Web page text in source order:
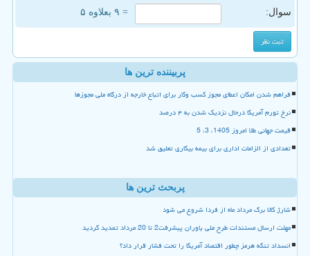
سوال: = ۹ بعلاوه ۵
پربیننده ترین ها
فراهم شدن امکان اعطای مجوز کسب وکار برای اتباع خارجه از درگاه ملی مجوزها
نرخ تورم آمریکا درحال نزدیک شدن به ۴ درصد
قیمت جهانی طلا امروز 1405، 3، 5
تعدادی از الزامات اداری برای بیمه بیکاری تعلیق شد
پربحث ترین ها
شارژ کالا برگ مرداد ماه از فردا شروع می شود
مهلت ارسال مستندات طرح ملی یاوران پیشرفت2 تا 20 مرداد تمدید گردید
انسداد تنگه هرمز چطور اقتصاد آمریکا را تحت فشار قرار داد؟